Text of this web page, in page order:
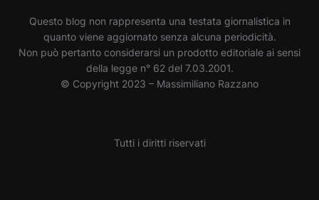
Questo blog non rappresenta una testata giornalistica in
quanto viene aggiornato senza alcuna periodicità.
Non può pertanto considerarsi un prodotto editoriale ai sensi
della legge n° 62 del 7.03.2001.
© Copyright 2023 – Massimiliano Razzano
Tutti i diritti riservati